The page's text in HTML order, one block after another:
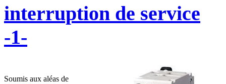
interruption de service
-1-
Soumis aux aléas de